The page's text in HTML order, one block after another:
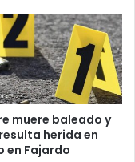
muere baleado y
herida en
en Fajardo